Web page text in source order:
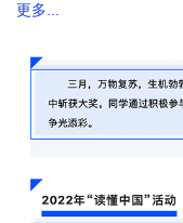
更多...